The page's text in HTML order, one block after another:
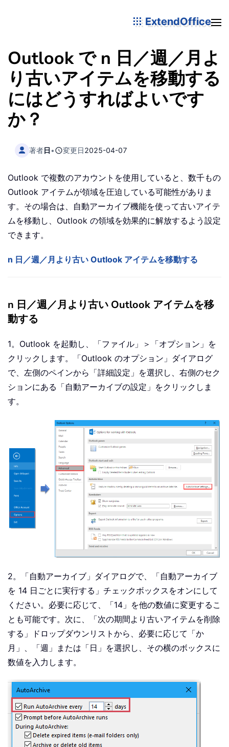
ExtendOffice
Outlook で n 日／週／月よ
り古いアイテムを移動する
にはどうすればよいです
か？
著者日• 変更日2025-04-07
Outlook で複数のアカウントを使用していると、数千もの
Outlook アイテムが領域を圧迫している可能性がありま
す。その場合は、自動アーカイブ機能を使って古いアイテ
ムを移動し、Outlook の領域を効果的に解放するよう設定
できます。
n 日／週／月より古い Outlook アイテムを移動する
n 日／週／月より古い Outlook アイテムを移
動する
1。Outlook を起動し、「ファイル」＞「オプション」を
クリックします。「Outlook のオプション」ダイアログ
で、左側のペインから「詳細設定」を選択し、右側のセク
ションにある「自動アーカイブの設定」をクリックしま
す。
2。「自動アーカイブ」ダイアログで、「自動アーカイブ
を 14 日ごとに実行する」チェックボックスをオンにして
ください。必要に応じて、「14」を他の数値に変更するこ
とも可能です。次に、「次の期間より古いアイテムを削除
する」ドロップダウンリストから、必要に応じて「か
月」、「週」または「日」を選択し、その横のボックスに
数値を入力します。